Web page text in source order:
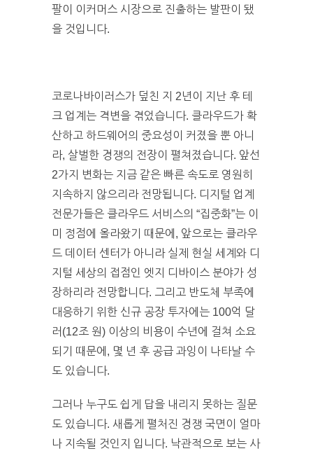
팔이 이커머스 시장으로 진출하는 발판이 됐
을 것입니다.
코로나바이러스가 덮친 지 2년이 지난 후 테
크 업계는 격변을 겪었습니다. 클라우드가 확
산하고 하드웨어의 중요성이 커졌을 뿐 아니
라, 살벌한 경쟁의 전장이 펼쳐졌습니다. 앞선
2가지 변화는 지금 같은 빠른 속도로 영원히
지속하지 않으리라 전망됩니다. 디지털 업계
전문가들은 클라우드 서비스의 “집중화”는 이
미 정점에 올라왔기 때문에, 앞으로는 클라우
드 데이터 센터가 아니라 실제 현실 세계와 디
지털 세상의 접점인 엣지 디바이스 분야가 성
장하리라 전망합니다. 그리고 반도체 부족에
대응하기 위한 신규 공장 투자에는 100억 달
러(12조 원) 이상의 비용이 수년에 걸쳐 소요
되기 때문에, 몇 년 후 공급 과잉이 나타날 수
도 있습니다.
그러나 누구도 쉽게 답을 내리지 못하는 질문
도 있습니다. 새롭게 펼처진 경쟁 국면이 얼마
나 지속될 것인지 입니다. 낙관적으로 보는 사